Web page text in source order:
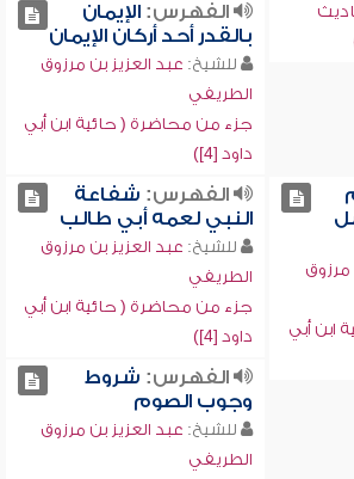
الفهرس:الإيمان
بالقدر أحد أركان الإيمان
للشيخ: عبد العزيز بن مرزوق
الطريفي
جزء من محاضرة ( حائية ابن أبي
داود [4])
مرزوق
ابن أبي
الفهرس: شفاعة
النبي لعمه أبي طالب
للشيخ: عبد العزيز بن مرزوق
الطريفي
جزء من محاضرة ( حائية ابن أبي
داود [4])
الفهرس: شروط
وجوب الصوم
للشيخ: عبد العزيز بن مرزوق
الطريفي